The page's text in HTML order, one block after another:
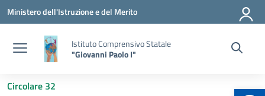
Vai ai contenuti
Vai al menu di navigazione
Vai al footer
Ministero dell'Istruzione e del Merito
Istituto Comprensivo Statale
"Giovanni Paolo I"
Circolare 32